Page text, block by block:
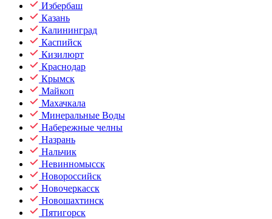
Избербаш
Казань
Калининград
Каспийск
Кизилюрт
Краснодар
Крымск
Майкоп
Махачкала
Минеральные Воды
Набережные челны
Назрань
Нальчик
Невинномысск
Новороссийск
Новочеркасск
Новошахтинск
Пятигорск